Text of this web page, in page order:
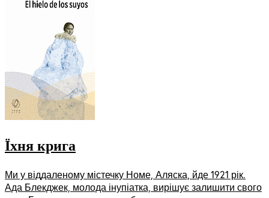
Їхня крига
Ми у віддаленому містечку Номе, Аляска, йде 1921 рік.
Ада Блекджек, молода інупіатка, вирішує залишити свого